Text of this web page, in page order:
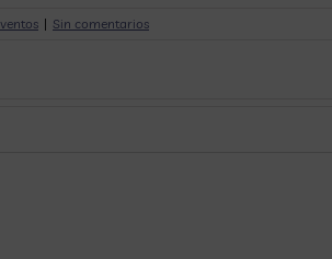
| Sin comentarios